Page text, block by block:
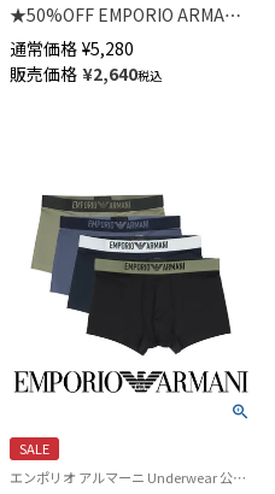
★50%OFF EMPORIO ARMANI
BASIC MICROFIBER マイクロフ
ァイバー ブリーフ パンツ 前閉
じ EUサイズ メンズ 54007750
通常価格 ¥5,280
販売価格 ¥2,640税込
SALE
エンポリオ アルマーニ Underwear 公式オンラインショップ 紳士 下着